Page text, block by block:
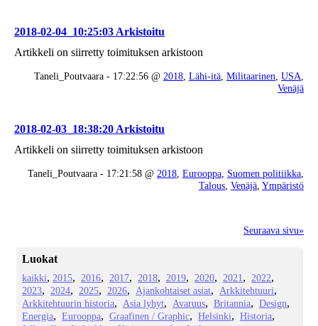
2018-02-04_10:25:03 Arkistoitu
Artikkeli on siirretty toimituksen arkistoon
Taneli_Poutvaara - 17:22:56 @ 2018, Lähi-itä, Militaarinen, USA,
Venäjä
2018-02-03_18:38:20 Arkistoitu
Artikkeli on siirretty toimituksen arkistoon
Taneli_Poutvaara - 17:21:58 @ 2018 Eurooppa Suomen politiikka
Talous Venäjä Ympäristö
Seuraava sivu»
Luokat
kaikki 2015 2016 2017 2018 2019 2020 2021
2022
2023
2024 2025 2026 Ajankohtaiset asiat
Arkkitehtuuri
Arkkitehtuurin historia
Asia lyhyt Avaruus Britannia
Design
Energia
Eurooppa Graafinen / Graphic Helsinki
Historia